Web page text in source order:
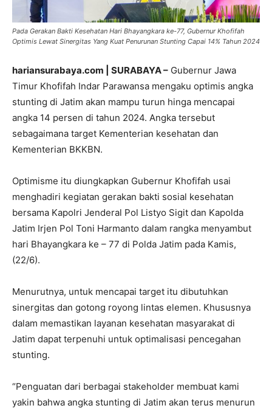
Pada Gerakan Bakti Kesehatan Hari Bhayangkara ke-77, Gubernur Khofifah
Optimis Lewat Sinergitas Yang Kuat Penurunan Stunting Capai 14% Tahun 2024
hariansurabaya.com | SURABAYA – Gubernur Jawa
Timur Khofifah Indar Parawansa mengaku optimis angka
stunting di Jatim akan mampu turun hinga mencapai
angka 14 persen di tahun 2024. Angka tersebut
sebagaimana target Kementerian kesehatan dan
Kementerian BKKBN.
Optimisme itu diungkapkan Gubernur Khofifah usai
menghadiri kegiatan gerakan bakti sosial kesehatan
bersama Kapolri Jenderal Pol Listyo Sigit dan Kapolda
Jatim Irjen Pol Toni Harmanto dalam rangka menyambut
hari Bhayangkara ke – 77 di Polda Jatim pada Kamis,
(22/6).
Menurutnya, untuk mencapai target itu dibutuhkan
sinergitas dan gotong royong lintas elemen. Khususnya
dalam memastikan layanan kesehatan masyarakat di
Jatim dapat terpenuhi untuk optimalisasi pencegahan
stunting.
“Penguatan dari berbagai stakeholder membuat kami
yakin bahwa angka stunting di Jatim akan terus menurun